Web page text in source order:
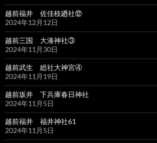
越前福井 佐佳枝廼社⑫
2024年12月12日
越前三国 大湊神社③
2024年11月30日
越前武生 総社大神宮④
2024年11月19日
越前坂井 下兵庫春日神社
2024年11月5日
越前福井 福井神社61
2024年11月5日